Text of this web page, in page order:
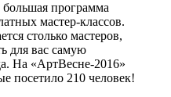
программа
мастер-классов.
столько мастеров,
для вас самую
На «АртВесне-2016»
посетило 210 человек!